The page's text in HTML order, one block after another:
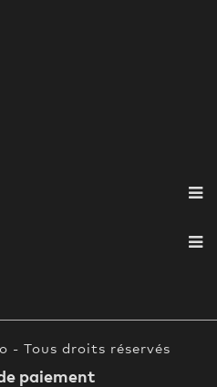
- Tous droits réservés
paiement